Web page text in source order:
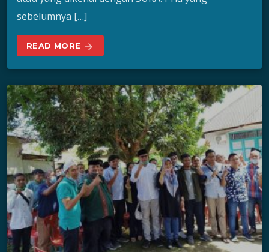
sebelumnya […]
READ MORE arrow_forward